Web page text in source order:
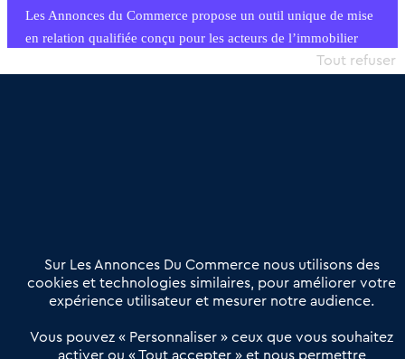
Les Annonces du Commerce propose un outil unique de mise
en relation qualifiée conçu pour les acteurs de l’immobilier
commercial et les collectivités territoriales, simple et intégrant
Offres Pro
Actualités
Qui sommes nous ?
Derniers articles
Sur Les Annonces Du Commerce nous utilisons des
cookies et technologies similaires, pour améliorer votre
expérience utilisateur et mesurer notre audience.
Vous pouvez « Personnaliser » ceux que vous souhaitez
activer ou « Tout accepter » et nous permettre
Tout refuser